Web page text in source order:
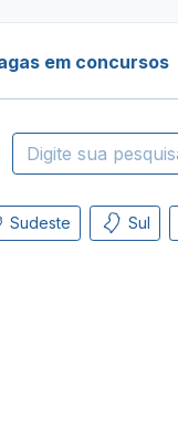
em concursos
Sudeste Sul